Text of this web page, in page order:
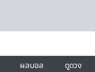
ผลบอล ดูดวง